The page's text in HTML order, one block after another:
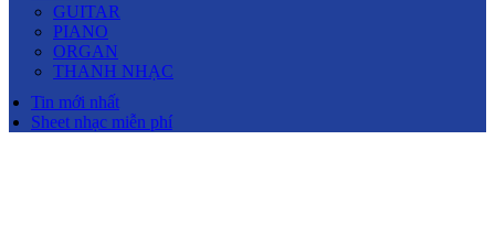
GUITAR
PIANO
ORGAN
THANH NHẠC
Tin mới nhất
Sheet nhạc miễn phí